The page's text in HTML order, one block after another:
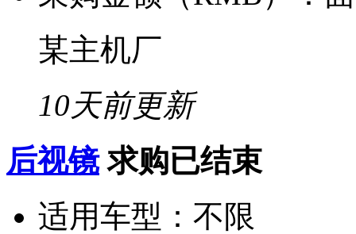
某主机厂
10天前更新
后视镜 求购已结束
适用车型： 不限